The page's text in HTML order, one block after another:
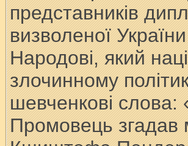
представників
визволеної
Народові, який
злочинному
шевченкові
Промовець згадав